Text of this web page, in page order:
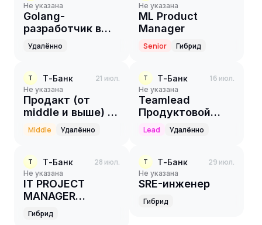
Не указана
Golang-
разработчик в
команду
Маршрутизации
Удалённо
Не указана
ML Product
Manager
Senior Гибрид
Т Т-Банк 21 июл.
Не указана
Продакт (от
middle и выше) в
платежную
платформу
Middle Удалённо
Т Т-Банк 16 июл.
Не указана
Teamlead
Продуктовой
аналитик
Lead Удалённо
Т Т-Банк 28 июл.
Не указана
IT PROJECT
MANAGER
(ЭКВАЙРИНГ)
Гибрид
Т Т-Банк 29 июл.
Не указана
SRE-инженер
Гибрид